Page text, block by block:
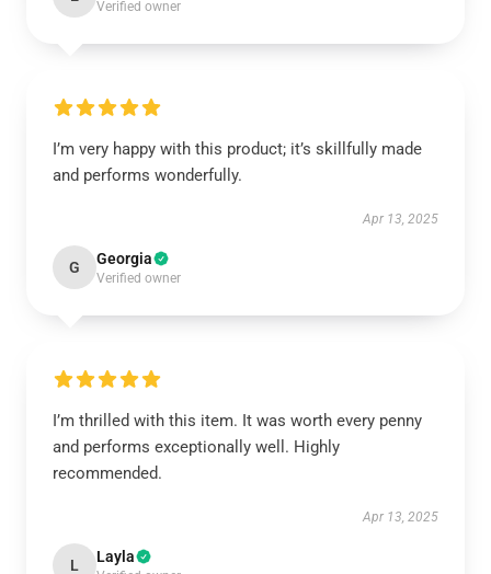
Verified owner
I’m very happy with this product; it’s skillfully made
and performs wonderfully.
Apr 13, 2025
G Georgia
Verified owner
I’m thrilled with this item. It was worth every penny
and performs exceptionally well. Highly
recommended.
Apr 13, 2025
L Layla